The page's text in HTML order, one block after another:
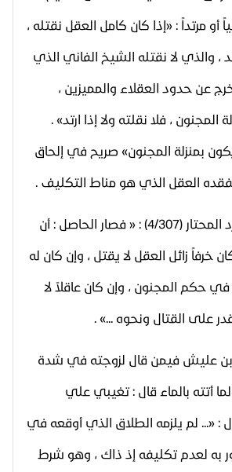
أو مرتداً : «إذا كان كامل العقل نقتله ،
، والذي لا نقتله الشيخ الفاني الذي
عن حدود العقلاء والمميزين ،
المجنون ، فلا نقلته ولا إذا ارتد» .
بمنزلة المجنون» صريح في إلحاق
العقل الذي هو مناط التكليف .
وفي حاشية رد المحتار (4/307) : « فصار الحاصل : أن
خرفاً زائل العقل لا يقتل ، وإن كان له
حكم المجنون ، وإن كان عاقلاً لا
على القتال ونحوه ...» .
عليش فيمن قال لزوجته في شدة
أتته بالماء قال : تغيبي علي
: «... لم يلزمه الطلاق الذي أوقعه في
به لعدم تكليفه إذ ذاك ، وهو شرط